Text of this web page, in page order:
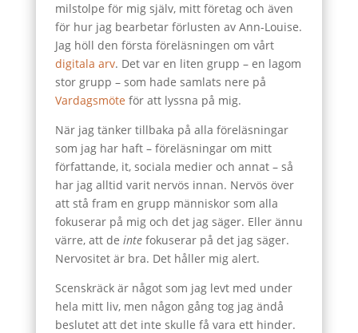
milstolpe för mig själv, mitt företag och även
för hur jag bearbetar förlusten av Ann-Louise.
Jag höll den första föreläsningen om vårt
digitala arv. Det var en liten grupp – en lagom
stor grupp – som hade samlats nere på
Vardagsmöte för att lyssna på mig.
När jag tänker tillbaka på alla föreläsningar
som jag har haft – föreläsningar om mitt
författande, it, sociala medier och annat – så
har jag alltid varit nervös innan. Nervös över
att stå fram en grupp människor som alla
fokuserar på mig och det jag säger. Eller ännu
värre, att de intefokuserar på det jag säger.
Nervositet är bra. Det håller mig alert.
Scenskräck är något som jag levt med under
hela mitt liv, men någon gång tog jag ändå
beslutet att det inte skulle få vara ett hinder.